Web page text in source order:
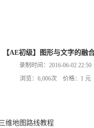
【AE初级】图形与文字的融
录制时间：2016-06-02 22:50
浏览：6,006次 价格：1 元